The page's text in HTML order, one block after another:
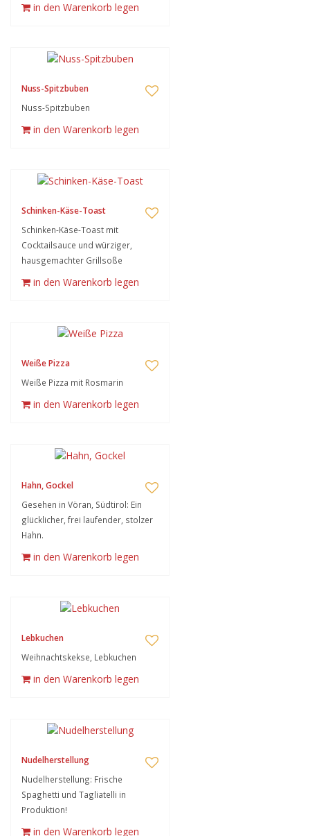
in den Warenkorb legen
Nuss-Spitzbuben
Nuss-Spitzbuben
in den Warenkorb legen
Schinken-Käse-Toast
Schinken-Käse-Toast mit
Cocktailsauce und würziger,
hausgemachter Grillsoße
in den Warenkorb legen
Weiße Pizza
Weiße Pizza mit Rosmarin
in den Warenkorb legen
Hahn, Gockel
Gesehen in Vöran, Südtirol: Ein
glücklicher, frei laufender, stolzer
Hahn.
in den Warenkorb legen
Lebkuchen
Weihnachtskekse, Lebkuchen
in den Warenkorb legen
Nudelherstellung
Nudelherstellung: Frische
Spaghetti und Tagliatelli in
Produktion!
in den Warenkorb legen